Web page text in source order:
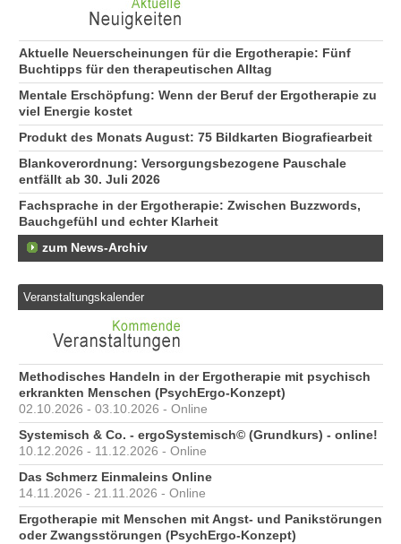
Aktuelle Neuerscheinungen für die Ergotherapie: Fünf
Buchtipps für den therapeutischen Alltag
Mentale Erschöpfung: Wenn der Beruf der Ergotherapie zu
viel Energie kostet
Produkt des Monats August: 75 Bildkarten Biografiearbeit
Blankoverordnung: Versorgungsbezogene Pauschale
entfällt ab 30. Juli 2026
Fachsprache in der Ergotherapie: Zwischen Buzzwords,
Bauchgefühl und echter Klarheit
zum News-Archiv
Veranstaltungskalender
Methodisches Handeln in der Ergotherapie mit psychisch
erkrankten Menschen (PsychErgo-Konzept)
02.10.2026 - 03.10.2026 - Online
Systemisch & Co. - ergoSystemisch© (Grundkurs) - online!
10.12.2026 - 11.12.2026 - Online
Das Schmerz Einmaleins Online
14.11.2026 - 21.11.2026 - Online
Ergotherapie mit Menschen mit Angst- und Panikstörungen
oder Zwangsstörungen (PsychErgo-Konzept)